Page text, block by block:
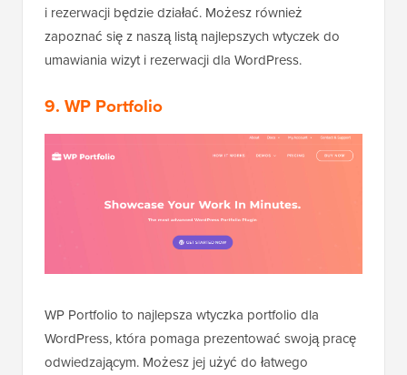
i rezerwacji będzie działać. Możesz również
zapoznać się z naszą listą najlepszych wtyczek do
umawiania wizyt i rezerwacji dla WordPress.
9. WP Portfolio
WP Portfolio to najlepsza wtyczka portfolio dla
WordPress, która pomaga prezentować swoją pracę
odwiedzającym. Możesz jej użyć do łatwego